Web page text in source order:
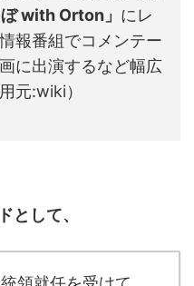
with Orton」 にレ
報番組でコメンテー
に出演するなど幅広
元:wiki）
として、